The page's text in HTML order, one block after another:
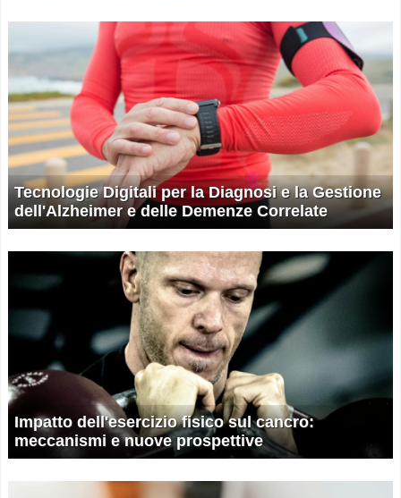
Tecnologie Digitali per la Diagnosi e la Gestione
dell'Alzheimer e delle Demenze Correlate
Impatto dell'esercizio fisico sul cancro:
meccanismi e nuove prospettive